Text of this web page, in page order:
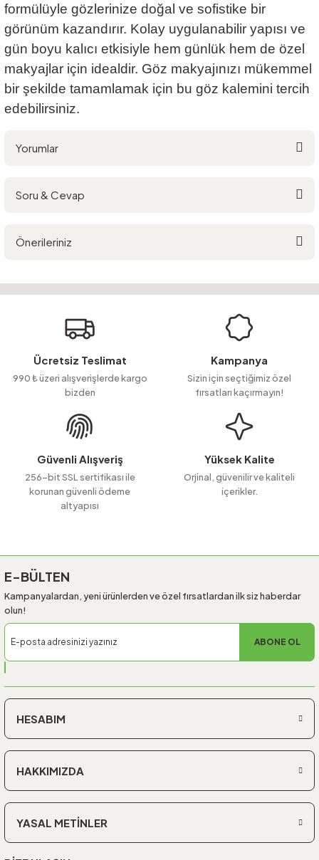
formülüyle gözlerinize doğal ve sofistike bir
görünüm kazandırır. Kolay uygulanabilir yapısı ve
gün boyu kalıcı etkisiyle hem günlük hem de özel
makyajlar için idealdir. Göz makyajınızı mükemmel
bir şekilde tamamlamak için bu göz kalemini tercih
edebilirsiniz.
Yorumlar
Soru & Cevap
Soru Sor
Önerileriniz
Görüş ve önerileriniz için teşekkür ederiz.
Ürün resmi kalitesiz, bozuk veya görüntülenemiyor.
Ürün açıklamasında eksik bilgiler bulunuyor.
Ürün bilgilerinde hatalar bulunuyor.
Ürün fiyatı diğer sitelerden daha pahalı.
Bu ürüne benzer farklı alternatifler olmalı.
Ücretsiz Teslimat
990 ₺ üzeri alışverişlerde kargo
bizden
Kampanya
Sizin için seçtiğimiz özel
fırsatları kaçırmayın!
Güvenli Alışveriş
256-bit SSL sertifikası ile
korunan güvenli ödeme
altyapısı
Yüksek Kalite
Orjinal, güvenilir ve kaliteli
içerikler.
E-BÜLTEN
Kampanyalardan, yeni ürünlerden ve özel fırsatlardan ilk siz haberdar
olun!
ABONE OL
HESABIM
HAKKIMIZDA
YASAL METİNLER